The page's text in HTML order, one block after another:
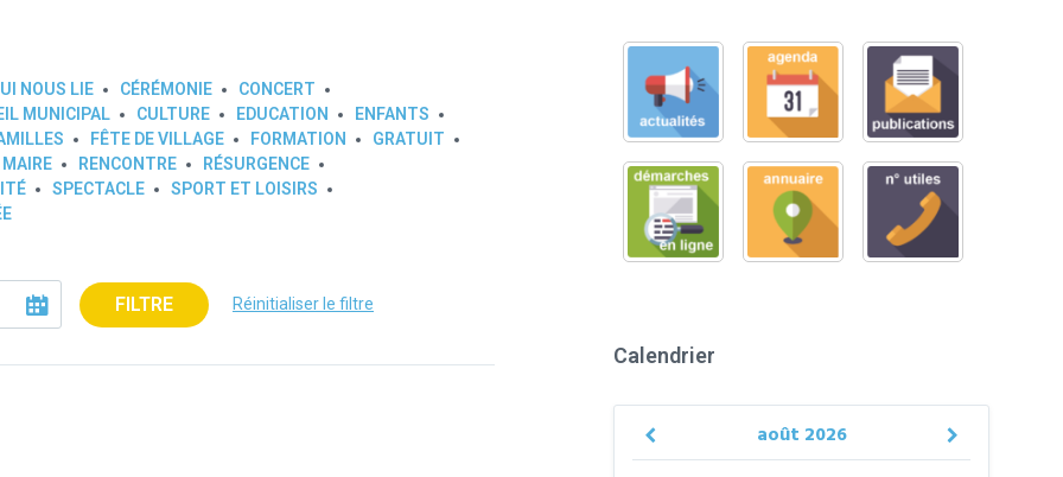
NOUS LIE CÉRÉMONIE
CONCERT
MUNICIPAL CULTURE EDUCATION
ENFANTS
FÊTE DE VILLAGE FORMATION
GRATUIT
MAIRE RENCONTRE
RÉSURGENCE
SPECTACLE
SPORT ET LOISIRS
FILTRE Réinitialiser le filtre
Calendrier
août 2026
Previous
Next